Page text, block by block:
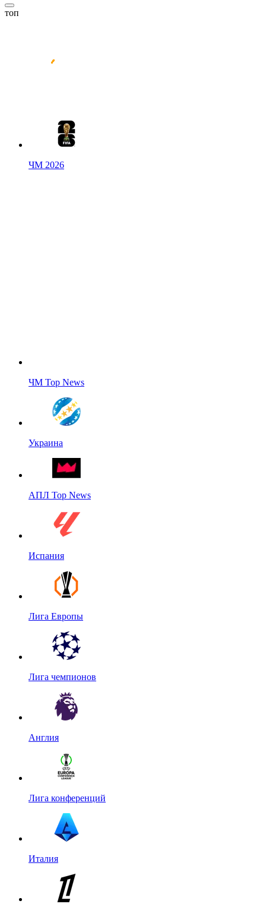
топ
ЧМ 2026
ЧМ Top News
Украина
АПЛ Top News
Испания
Лига Европы
Лига чемпионов
Англия
Лига конференций
Италия